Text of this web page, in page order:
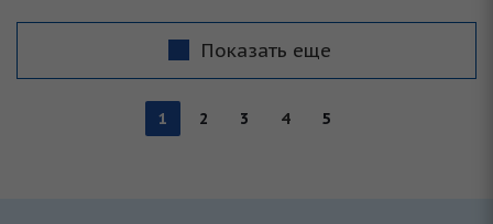
Показать еще
1 2 3 4 5